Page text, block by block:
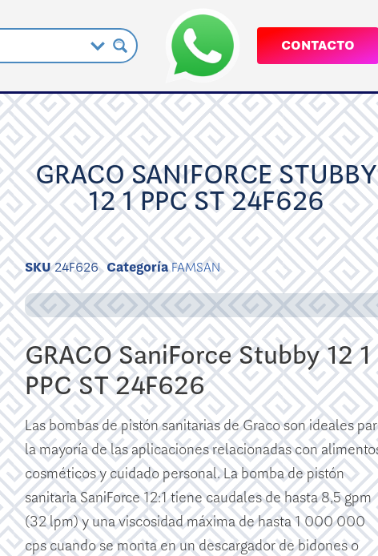
CONTACTO
GRACO SANIFORCE STUBBY
12 1 PPC ST 24F626
SKU24F626 CategoríaFAMSAN
GRACO SaniForce Stubby 12 1
PPC ST 24F626
Las bombas de pistón sanitarias de Graco son ideales
la mayoría de las aplicaciones relacionadas con
cosméticos y cuidado personal. La bomba de pistón
sanitaria SaniForce 12:1 tiene caudales de hasta 8,5 gpm
(32 lpm) y una viscosidad máxima de hasta 1 000 000
cps cuando se monta en un descargador de bidones o